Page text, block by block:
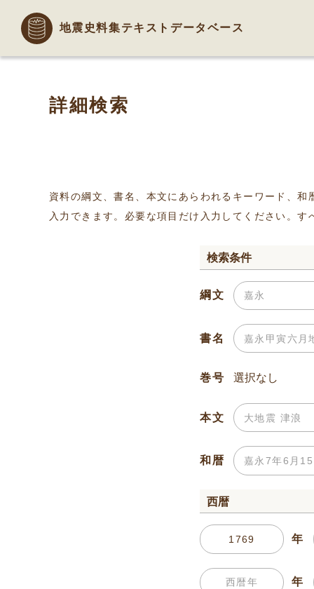
地震史料集テキストデータベース
詳細検索
資料の綱文、書名、本文にあらわれるキーワード、
入力できます。必要な項目だけ入力してください。
検索条件
綱文
書名
巻号
本文
和暦
西暦
年
年